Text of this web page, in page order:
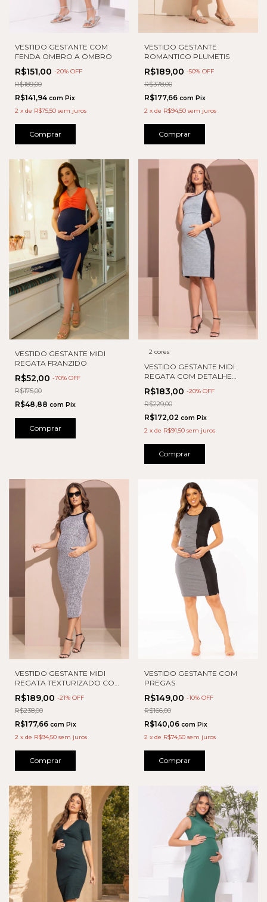
VESTIDO GESTANTE COM
FENDA OMBRO A OMBRO
R$151,00 -20% OFF
R$189,00
R$141,94 com Pix
2 x de R$75,50 sem juros
Comprar
VESTIDO GESTANTE
ROMANTICO PLUMETIS
R$189,00 -50% OFF
R$378,00
R$177,66 com Pix
2 x de R$94,50 sem juros
Comprar
VESTIDO GESTANTE MIDI
REGATA FRANZIDO
R$52,00 -70% OFF
R$175,00
R$48,88 com Pix
Comprar
2 cores
VESTIDO GESTANTE MIDI
REGATA COM DETALHE
LATERAL
R$183,00 -20% OFF
R$229,00
R$172,02 com Pix
2 x de R$91,50 sem juros
Comprar
VESTIDO GESTANTE MIDI
REGATA TEXTURIZADO COM
DETALHE
R$189,00 -21% OFF
R$238,00
R$177,66 com Pix
2 x de R$94,50 sem juros
Comprar
VESTIDO GESTANTE COM
PREGAS
R$149,00 -10% OFF
R$166,00
R$140,06 com Pix
2 x de R$74,50 sem juros
Comprar